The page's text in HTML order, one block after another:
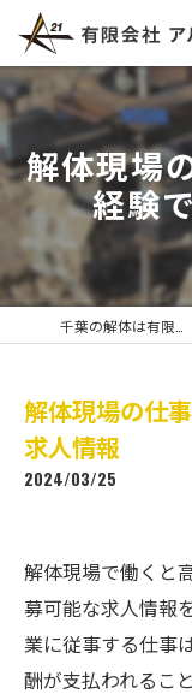
解体現場
経験
解体現場の仕
求人情報
2024/03/25
解体現場で働くと
募可能な求人情報
業に従事する仕事
酬が支払われるこ